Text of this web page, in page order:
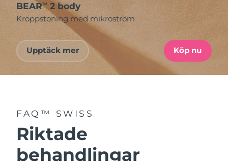
BEAR™ 2 body
Kroppstoning med mikroström
Upptäck mer Köp nu
FAQ™ SWISS
Riktade
behandlingar